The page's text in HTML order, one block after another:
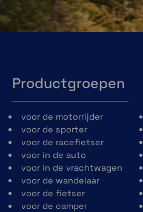
Productgroepen
voor de motorrijder
voor de sporter
voor de racefietser
voor in de auto
voor in de vrachtwagen
voor de wandelaar
voor de fietser
voor de camper